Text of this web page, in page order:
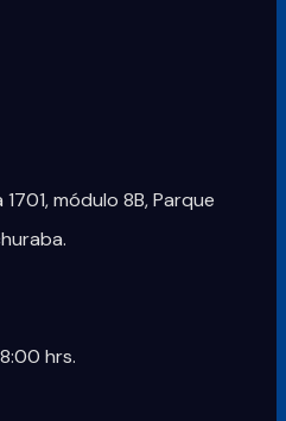
módulo 8B, Parque
hrs.